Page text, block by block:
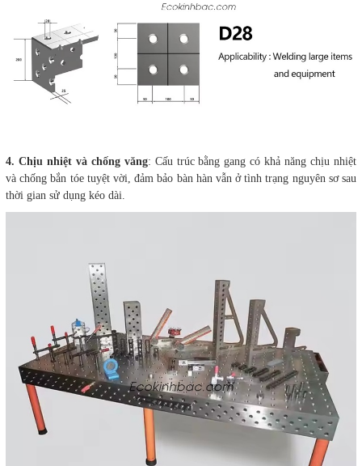
4. Chịu nhiệt và chống văng: Cấu trúc bằng gang có khả năng chịu nhiệt
và chống bắn tóe tuyệt vời, đảm bảo bàn hàn vẫn ở tình trạng nguyên sơ sau
thời gian sử dụng kéo dài.